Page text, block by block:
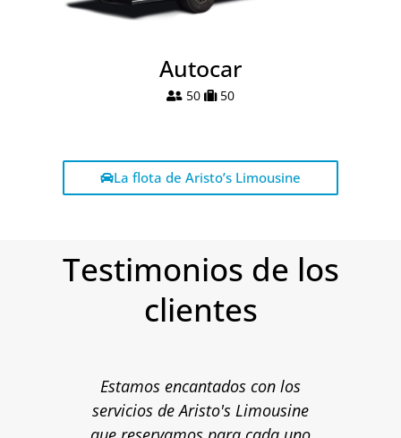
Autocar
50 50
La flota de Aristo’s Limousine
Testimonios de los
clientes
Estamos encantados con los
servicios de Aristo's Limousine